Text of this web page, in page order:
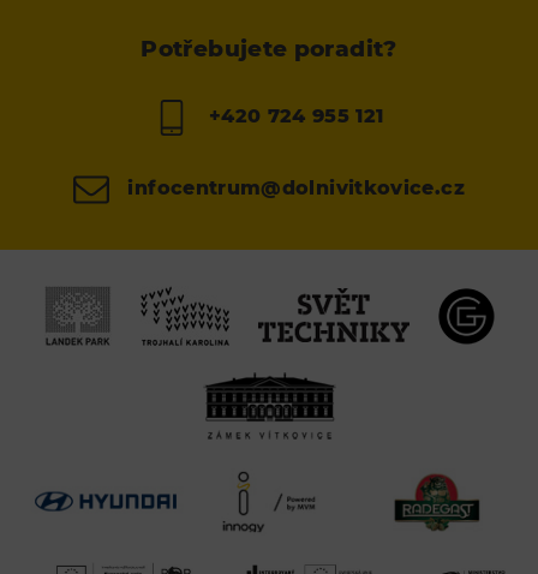
Potřebujete poradit?
+420 724 955 121
infocentrum@dolnivitkovice.cz